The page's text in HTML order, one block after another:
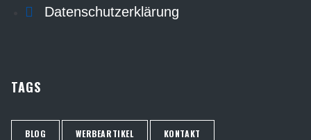
Datenschutzerklärung
TAGS
BLOG WERBEARTIKEL KONTAKT